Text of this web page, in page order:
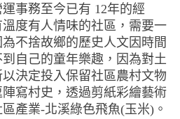
事務至今已有 12年的經
度有人情味的社區，需要一
不捨故鄉的歷史人文因時間
自己的童年樂趣，因為對土
決定投入保留社區農村文物
寫村史，透過剪紙彩繪藝術
產業-北溪綠色飛魚(玉米)。